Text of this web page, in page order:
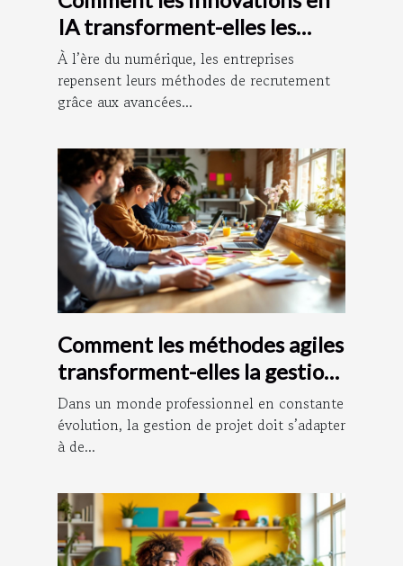
IA transforment-elles les
méthodes de recrutement ?
À l’ère du numérique, les entreprises
repensent leurs méthodes de recrutement
grâce aux avancées...
Comment les méthodes agiles
transforment-elles la gestion
de projet ?
Dans un monde professionnel en constante
évolution, la gestion de projet doit s’adapter
à de...